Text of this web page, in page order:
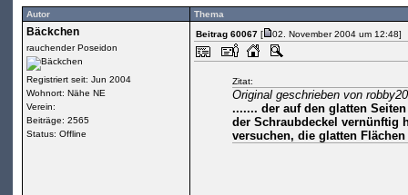
Autor Thema
Bäckchen
rauchender Poseidon
Registriert seit: Jun 2004
Wohnort: Nähe NE
Verein:
Beiträge: 2565
Status: Offline
Beitrag 60067[ 02. November 2004 um 12:48]
Zitat:
Original geschrieben von
....... der auf den glatten Seiten
der Schraubdeckel vernünftig
versuchen, die glatten